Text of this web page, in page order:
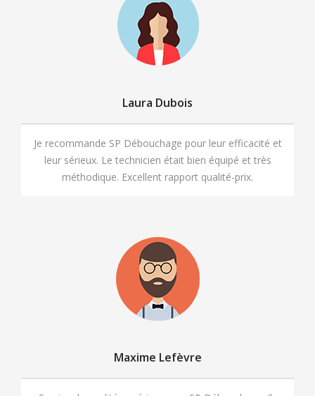
Laura Dubois
Je recommande SP Débouchage pour leur efficacité et
leur sérieux. Le technicien était bien équipé et très
méthodique. Excellent rapport qualité-prix.
Maxime Lefèvre